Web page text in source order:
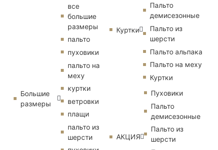
Большие
размеры
все
большие
размеры
пальто
пуховики
пальто на
меху
куртки
ветровки
плащи
пальто из
шерсти
Куртки
Пальто
демисезонные
Пальто из
шерсти
Пальто альпака
Пальто на меху
Куртки
АКЦИЯ
Пуховики
Пальто
демисезонные
Пальто из
шерсти